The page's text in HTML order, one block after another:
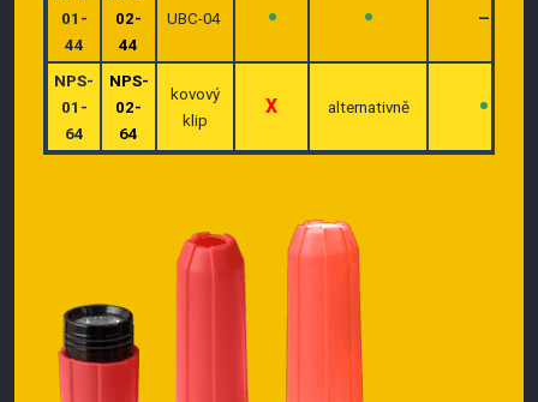
01-
44
02-
44
UBC-04 • • –
NPS-
01-
64
NPS-
02-
64
kovový
klip
X alternativně •